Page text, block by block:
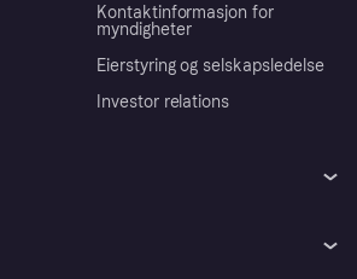
Kontaktinformasjon for
myndigheter
Eierstyring og selskapsledelse
Investor relations